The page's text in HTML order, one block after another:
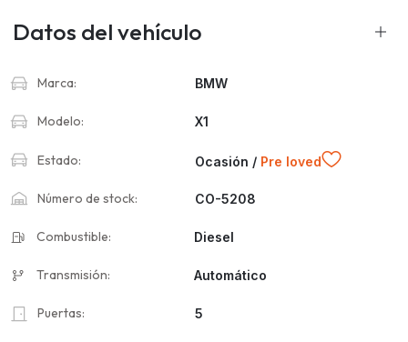
Datos del vehículo
Marca: BMW
Modelo: X1
Estado: Ocasión / Pre loved
Número de stock: CO-5208
Combustible: Diesel
Transmisión: Automático
Puertas: 5